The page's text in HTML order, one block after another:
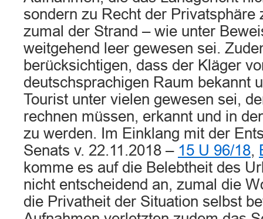
sondern zu Recht der Privatsphäre
zumal der Strand – wie unter
weitgehend leer gewesen sei.
berücksichtigen, dass der Kläger
deutschsprachigen Raum bekannt
Tourist unter vielen gewesen sei,
rechnen müssen, erkannt und in
zu werden. Im Einklang mit der
Senats v. 22.11.2018 – 15 U 96/18,
komme es auf die Belebtheit des
nicht entscheidend an, zumal die
die Privatheit der Situation selbst